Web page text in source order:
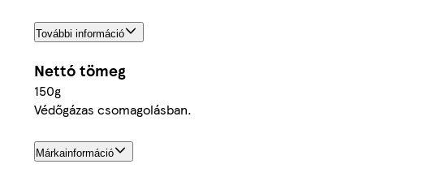
További információ
Nettó tömeg
150g
Védőgázas csomagolásban.
Márkainformáció